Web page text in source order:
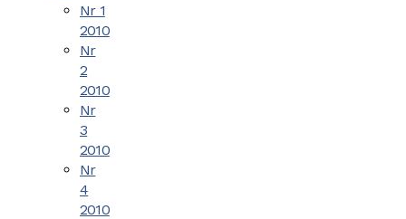
Nr 1
2010
Nr
2
2010
Nr
3
2010
Nr
4
2010